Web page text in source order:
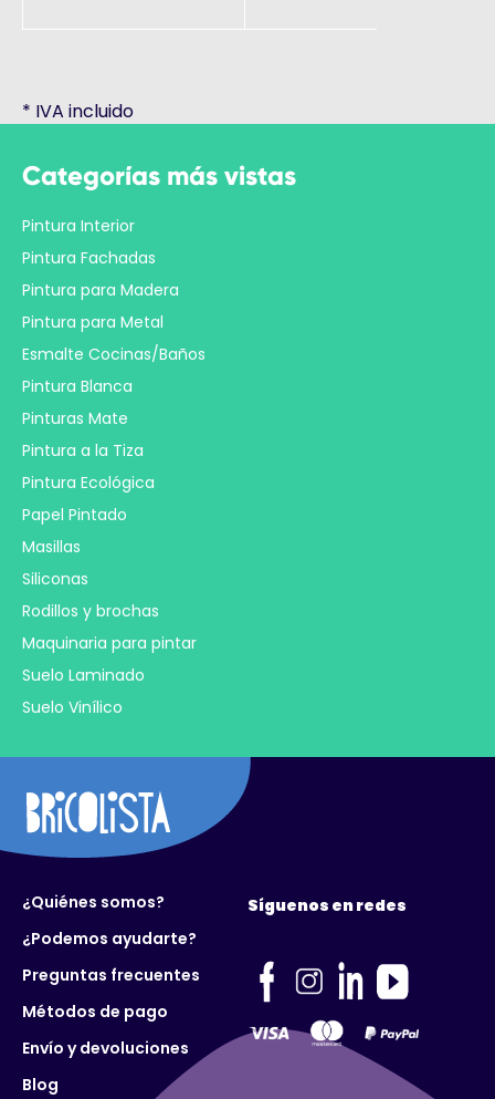
* IVA incluido
Categorías más vistas
Pintura Interior
Pintura Fachadas
Pintura para Madera
Pintura para Metal
Esmalte Cocinas/Baños
Pintura Blanca
Pinturas Mate
Pintura a la Tiza
Pintura Ecológica
Papel Pintado
Masillas
Siliconas
Rodillos y brochas
Maquinaria para pintar
Suelo Laminado
Suelo Vinílico
Síguenos en redes
¿Quiénes somos?
¿Podemos ayudarte?
Preguntas frecuentes
Métodos de pago
Envío y devoluciones
Blog